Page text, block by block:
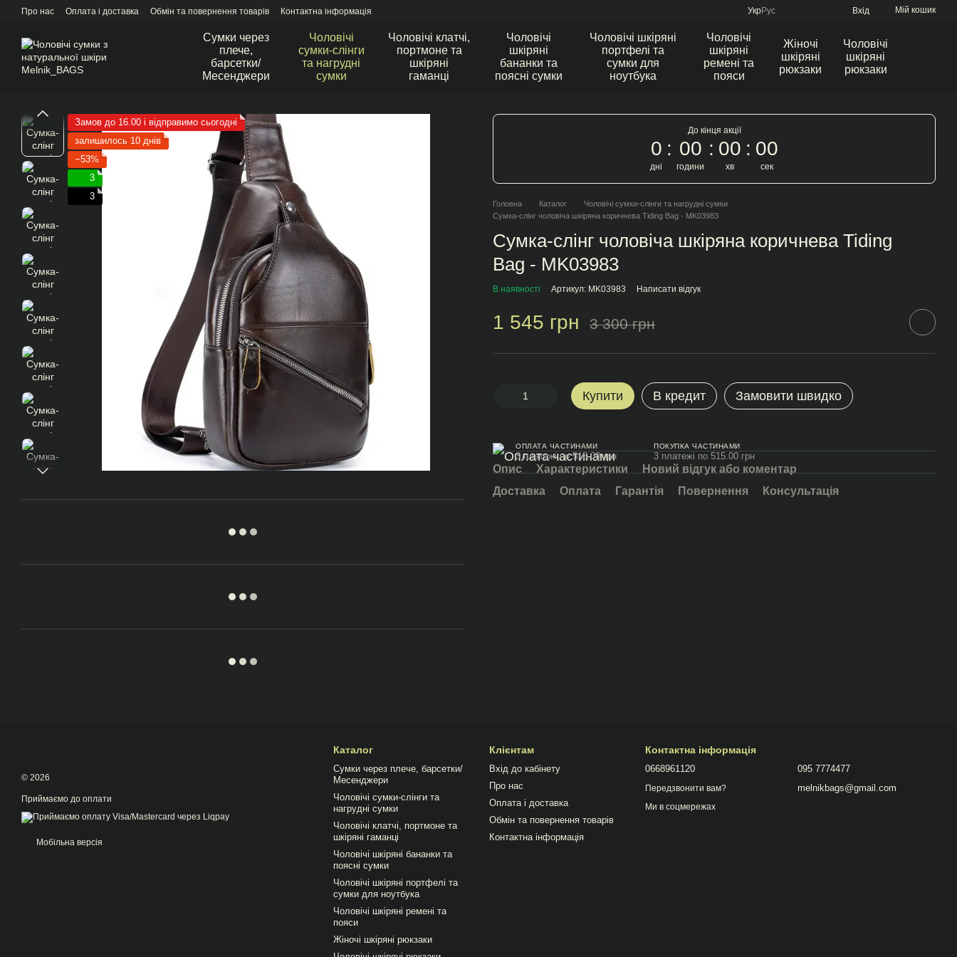
Перейти до основного контенту
Про нас Оплата і доставка Обмін та повернення товарів Контактна інформація УкрРус Вхід Мій кошик
Сумки через
плече,
барсетки/
Месенджери
Чоловічі
сумки-слінги
та нагрудні
сумки
Чоловічі клатчі,
портмоне та
шкіряні
гаманці
Чоловічі
шкіряні
бананки та
поясні сумки
Чоловічі шкіряні
портфелі та
сумки для
ноутбука
Чоловічі
шкіряні
ремені та
пояси
Жіночі
шкіряні
рюкзаки
Чоловічі
шкіряні
рюкзаки
Замов до 16.00 і відправимо сьогодні
залишилось 10 днів
−53%
3
3
До кінця акції
0
дні
00
години
00
хв
00
сек
Головна Каталог
Чоловічі сумки-слінги та нагрудні сумки
Сумка-слінг чоловіча шкіряна коричнева Tiding Bag - MK03983
Сумка-слінг чоловіча шкіряна коричнева Tiding
Bag - MK03983
В наявності Артикул: MK03983 Написати відгук
1 545 грн 3 300 грн
Купити В кредит Замовити швидко
ОПЛАТА ЧАСТИНАМИ
3 платежі по 515.00 грн
ПОКУПКА ЧАСТИНАМИ
3 платежі по 515.00 грн
Опис Характеристики
Новий відгук або коментар
Доставка
Оплата Гарантія Повернення Консультація
© 2026
Приймаємо до оплати
Мобільна версія
Каталог
Сумки через плече, барсетки/
Месенджери
Чоловічі сумки-слінги та
нагрудні сумки
Чоловічі клатчі, портмоне та
шкіряні гаманці
Чоловічі шкіряні бананки та
поясні сумки
Чоловічі шкіряні портфелі та
сумки для ноутбука
Чоловічі шкіряні ремені та
пояси
Жіночі шкіряні рюкзаки
Клієнтам
Вхід до кабінету
Про нас
Оплата і доставка
Обмін та повернення товарів
Контактна інформація
Контактна інформація
0668961120
Передзвонити вам?
095 7774477
melnikbags@gmail.com
Ми в соцмережах